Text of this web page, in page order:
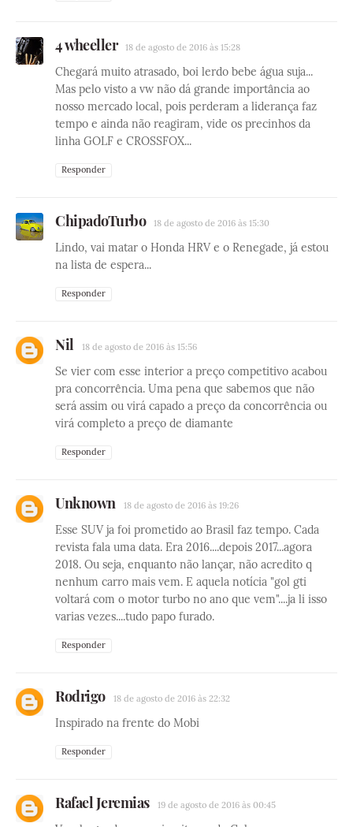
4 wheeller 18 de agosto de 2016 às 15:28
Chegará muito atrasado, boi lerdo bebe água suja...
Mas pelo visto a vw não dá grande importância ao
nosso mercado local, pois perderam a liderança faz
tempo e ainda não reagiram, vide os precinhos da
linha GOLF e CROSSFOX...
Responder
ChipadoTurbo 18 de agosto de 2016 às 15:30
Lindo, vai matar o Honda HRV e o Renegade, já estou
na lista de espera...
Responder
Nil 18 de agosto de 2016 às 15:56
Se vier com esse interior a preço competitivo acabou
pra concorrência. Uma pena que sabemos que não
será assim ou virá capado a preço da concorrência ou
virá completo a preço de diamante
Responder
Unknown 18 de agosto de 2016 às 19:26
Esse SUV ja foi prometido ao Brasil faz tempo. Cada
revista fala uma data. Era 2016....depois 2017...agora
2018. Ou seja, enquanto não lançar, não acredito q
nenhum carro mais vem. E aquela notícia "gol gti
voltará com o motor turbo no ano que vem"....ja li isso
varias vezes....tudo papo furado.
Responder
Rodrigo 18 de agosto de 2016 às 22:32
Inspirado na frente do Mobi
Responder
Rafael Jeremias 19 de agosto de 2016 às 00:45